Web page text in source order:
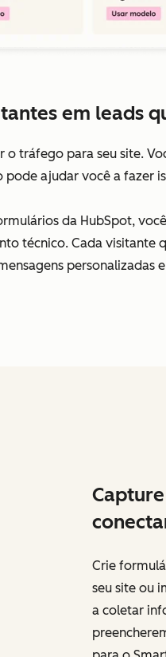
em leads
o tráfego para seu site.
ajudar você a fazer
da HubSpot,
técnico. Cada visitante
personalizadas
Crie
seu site ou
a coletar